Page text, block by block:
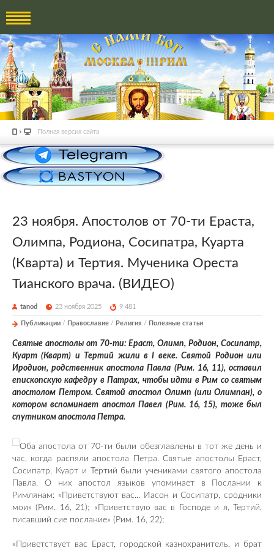
Полная версия сайта
23 ноября. Апостолов от 70-ти Ераста,
Олимпа, Родиона, Сосипатра, Куарта
(Кварта) и Тертия. Мученика Ореста
Тианского врача. (ВИДЕО)
tanod 23 ноября 2025 9 481
Публикации / Православие / Религия / Полезные статьи
Святые апостолы от 70-ти: Ераст, Олимп, Родион, Сосипатр,
Куарт (Кварт) и Тертий жили в I веке. Святой Родион или
Иродион, родственник апостола Павла (Рим. 16, 11), оставил
епископскую кафедру в Патрах, чтобы идти в Рим со святым
апостолом Петром. Святой апостол Олимп (или Олимпан), о
котором вспоминает апостол Павел (Рим. 16, 15), тоже был
спутником апостола Петра.
Оба апостола от 70-ти были обезглавлены в тот же день и
час, когда распяли апостола Петра. Святые апостолы Ераст,
Сосипатр, Куарт и Тертий были учениками святого апостола
Павла. О них апостол языков упоминает в Послании к
Римлянам: «Приветствуют вас... Иасон и Сосипатр, сродники
мои» (Рим. 16, 21); «Приветствую вас в Господе и я, Тертий,
писавший сие послание» (Рим. 16, 22);
«Приветствует вас Ераст, городской казнохранитель, и брат